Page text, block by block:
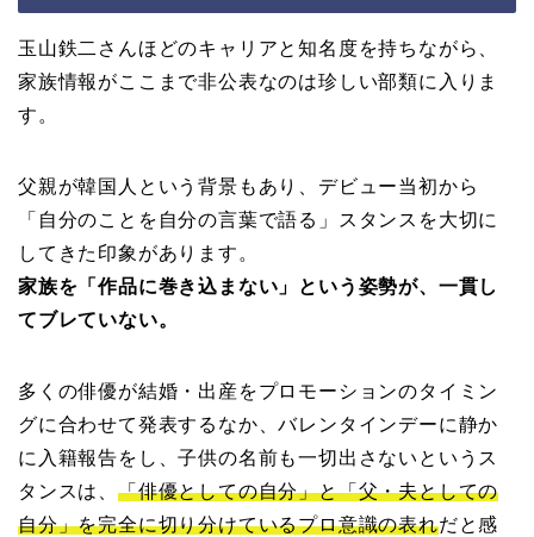
玉山鉄二さんほどのキャリアと知名度を持ちながら、
家族情報がここまで非公表なのは珍しい部類に入りま
す。
父親が韓国人という背景もあり、デビュー当初から
「自分のことを自分の言葉で語る」スタンスを大切に
してきた印象があります。
家族を「作品に巻き込まない」という姿勢が、一貫し
てブレていない。
多くの俳優が結婚・出産をプロモーションのタイミン
グに合わせて発表するなか、バレンタインデーに静か
に入籍報告をし、子供の名前も一切出さないというス
タンスは、 「俳優としての自分」と「父・夫としての
自分」を完全に切り分けているプロ意識の表れだと感